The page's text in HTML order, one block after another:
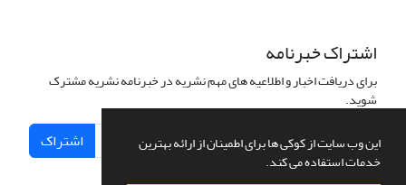
این وب سایت از کوکی ها برای اطمینان از ارائه بهترین
خدمات استفاده می کند.
اشتراک خبرنامه
برای دریافت اخبار و اطلاعیه های مهم نشریه در خبرنامه نشریه مشترک
شوید.
اشتراک